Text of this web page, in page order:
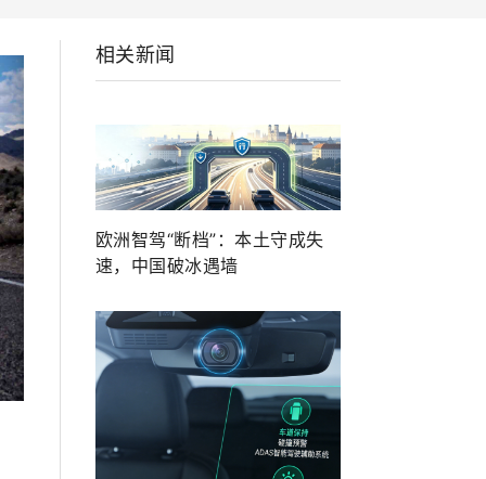
相关新闻
欧洲智驾“断档”：本土守成失
速，中国破冰遇墙